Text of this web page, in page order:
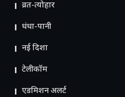
व्रत-त्योहार
धंधा-पानी
नई दिशा
टेलीकॉम
ए​डमिशन अलर्ट